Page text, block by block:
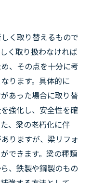
く取り替えるもので
く取り扱わなければ
、その点を十分に考
ります。具体的に
あった場合に取り替
強化し、安全性を確
、梁の老朽化に伴
りますが、梁リフォ
できます。梁の種類
、鉄製や鋼製のもの